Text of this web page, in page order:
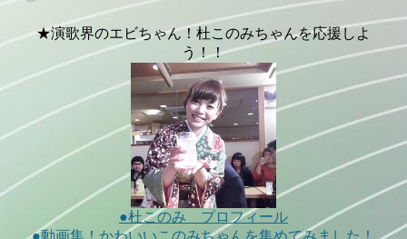
★演歌界のエビちゃん！杜このみちゃんを応援しよ
う！！
●杜このみ プロフィール
●動画集！かわいいこのみちゃんを集めてみました！